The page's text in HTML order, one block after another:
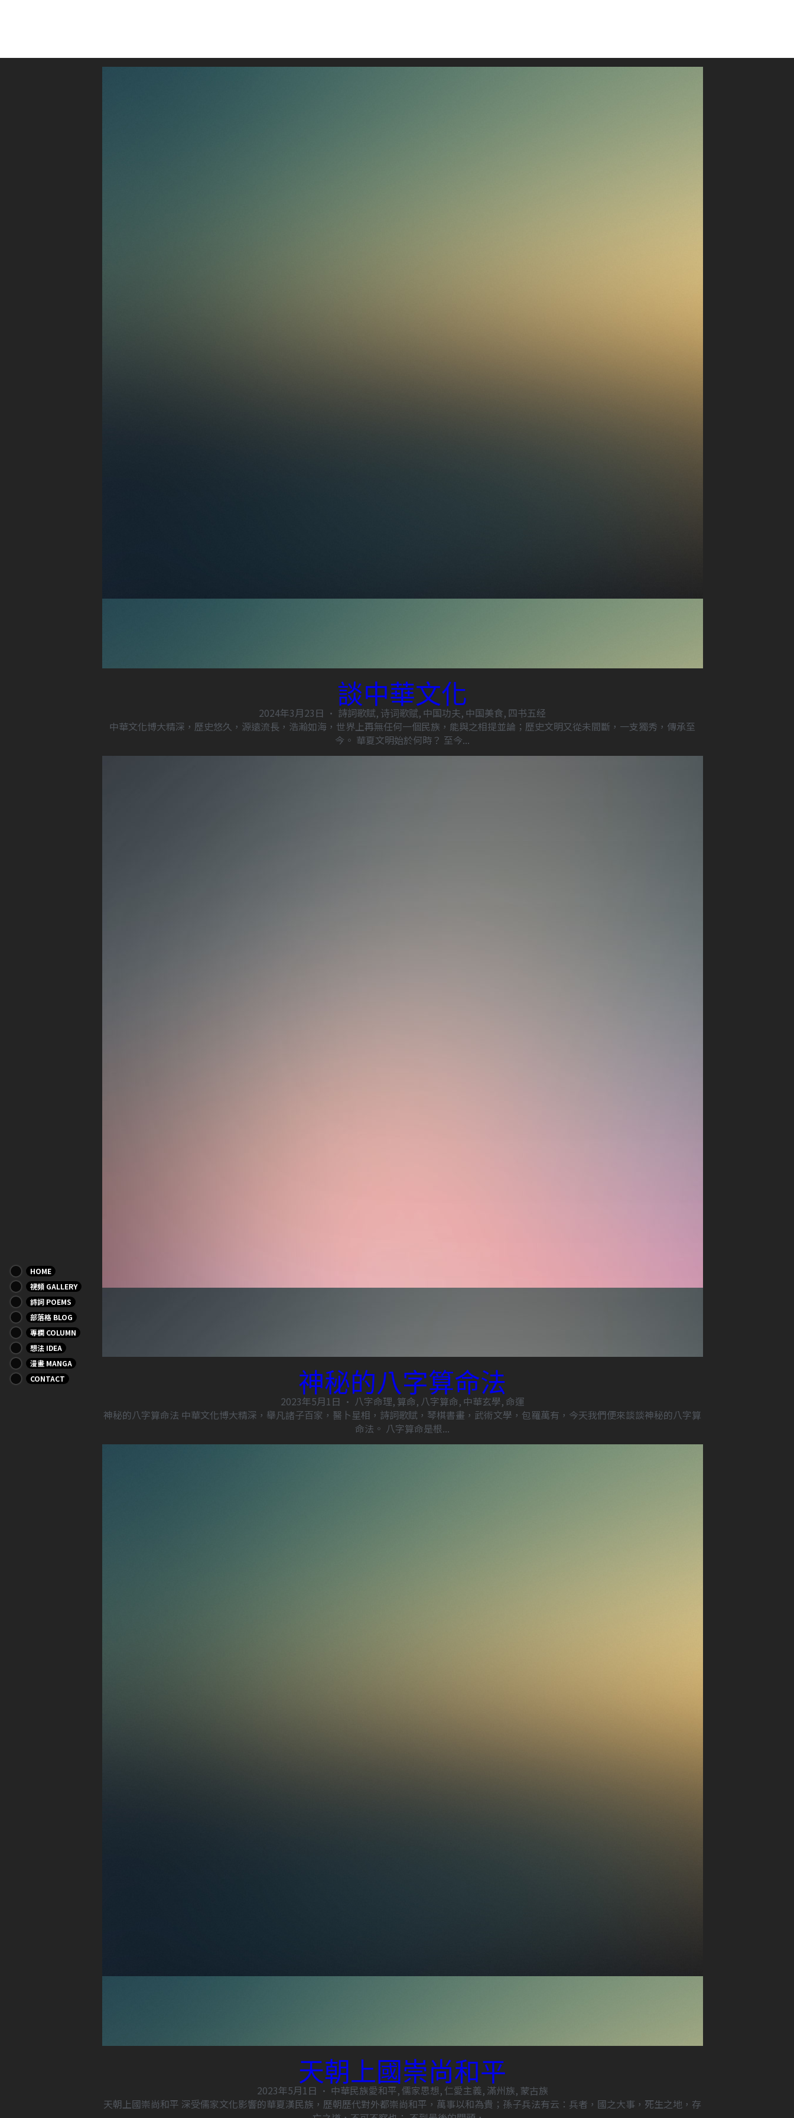
HOME
視頻 GALLERY
詩詞 POEMS
部落格 BLOG
專欄 COLUMN
想法 IDEA
漫畫 MANGA
CONTACT
談中華文化
2024年3月23日 · 詩詞歌賦, 诗词歌赋, 中国功夫, 中国美食, 四书五经
中華文化博大精深，歷史悠久，源遠流長，浩瀚如海，世界上再無任何一個民族，能與之相提並論；歷史文明又從未間斷，一支獨秀，傳承至
今。 華夏文明始於何時？ 至今...
神秘的八字算命法
2023年5月1日 · 八字命理, 算命, 八字算命, 中華玄學, 命運
神秘的八字算命法 中華文化博大精深，舉凡諸子百家，醫卜星相，詩詞歌賦，琴棋書畫，武術文學，包羅萬有，今天我們便來談談神秘的八字算
命法。 八字算命是根...
天朝上國崇尚和平
2023年5月1日 · 中華民族愛和平,儒家思想, 仁愛主義, 滿州族, 蒙古族
天朝上國崇尚和平 深受儒家文化影響的華夏漢民族，歷朝歷代對外都崇尚和平，萬事以和為貴；孫子兵法有云：兵者，國之大事，死生之地，存